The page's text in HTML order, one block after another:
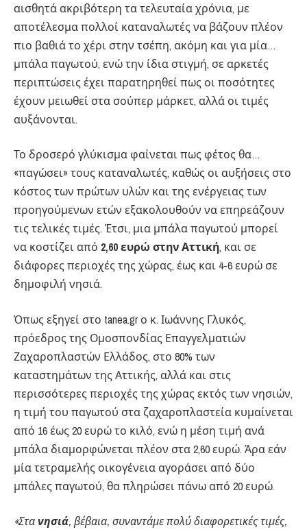
αισθητά ακριβότερη τα τελευταία χρόνια, με
αποτέλεσμα πολλοί καταναλωτές να βάζουν πλέον
πιο βαθιά το χέρι στην τσέπη, ακόμη και για μία…
μπάλα παγωτού, ενώ την ίδια στιγμή, σε αρκετές
περιπτώσεις έχει παρατηρηθεί πως οι ποσότητες
έχουν μειωθεί στα σούπερ μάρκετ, αλλά οι τιμές
αυξάνονται.
Το δροσερό γλύκισμα φαίνεται πως φέτος θα…
«παγώσει» τους καταναλωτές, καθώς οι αυξήσεις στο
κόστος των πρώτων υλών και της ενέργειας των
προηγούμενων ετών εξακολουθούν να επηρεάζουν
τις τελικές τιμές. Έτσι, μια μπάλα παγωτού μπορεί
να κοστίζει από 2,60 ευρώ στην Αττική, και σε
διάφορες περιοχές της χώρας, έως και 4-6 ευρώ σε
δημοφιλή νησιά.
Όπως εξηγεί στο tanea.gr ο κ. Ιωάννης Γλυκός,
πρόεδρος της Ομοσπονδίας Επαγγελματιών
Ζαχαροπλαστών Ελλάδος, στο 80% των
καταστημάτων της Αττικής, αλλά και στις
περισσότερες περιοχές της χώρας εκτός των νησιών,
η τιμή του παγωτού στα ζαχαροπλαστεία κυμαίνεται
από 16 έως 20 ευρώ το κιλό, ενώ η μέση τιμή ανά
μπάλα διαμορφώνεται πλέον στα 2,60 ευρώ. Άρα εάν
μία τετραμελής οικογένεια αγοράσει από δύο
μπάλες παγωτού, θα πληρώσει πάνω από 20 ευρώ.
«Στανησιά, βέβαια, συναντάμε πολύ διαφορετικές τιμές,